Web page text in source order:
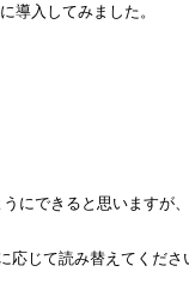
導入してみました。
にできると思いますが
応じて読み替えてくださ